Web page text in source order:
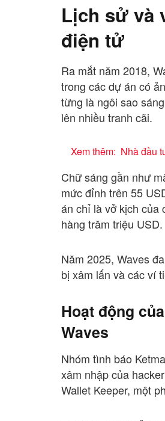
Lịch sử và
điện tử
Ra mắt năm 2018,
trong các dự án có
từng là ngôi sao
lên nhiều tranh cãi.
Xem thêm: Nhà đầu
Chữ sáng gần như
mức đỉnh trên 55
án chỉ là vở kịch của
hàng trăm triệu USD.
Năm 2025, Waves
bị xâm lấn và các ví
Hoạt động
Waves
Nhóm tình báo
xâm nhập của
Wallet Keeper, một